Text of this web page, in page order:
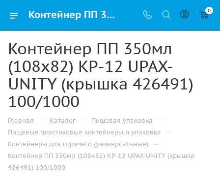
Контейнер ПП 350мл (108х82) КР-12 UPAX-UNITY (крышка 426491) 100/1000 купить оптом и розницу с доставкой в Казани 0
Контейнер ПП 350мл
(108х82) КР-12 UPAX-
UNITY (крышка 426491)
100/1000
Главная — Каталог — Пищевая упаковка —
Пищевые пластиковые контейнеры и упаковка —
Контейнеры для горячего (универсальные) —
Контейнер ПП 350мл (108х82) КР-12 UPAX-UNITY (крышка
426491) 100/1000